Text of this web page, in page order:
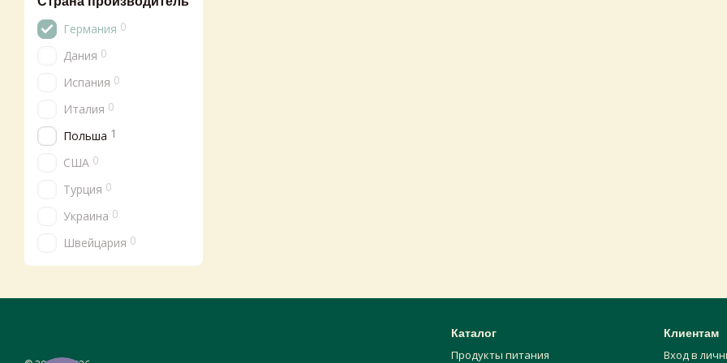
Германия 0
Дания 0
Испания 0
Италия 0
Польша 1
США 0
Турция 0
Украина 0
Швейцария 0
Каталог
Продукты питания
Клиентам
Вход в